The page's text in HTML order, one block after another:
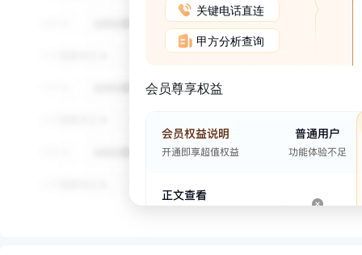
关键电话直连
甲方分析查询
会员尊享权益